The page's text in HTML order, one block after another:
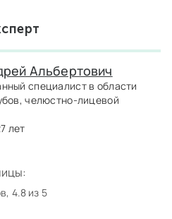
Альбертович
специалист в области
челюстно-лицевой
лет
4.8 из 5